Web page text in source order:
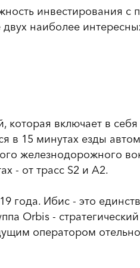
инвестирования с
наиболее
которая включает в
в 15 минутах езды
железнодорожного
- от трасс S2 и А2.
года. Ибис - это
Orbis -
оператором